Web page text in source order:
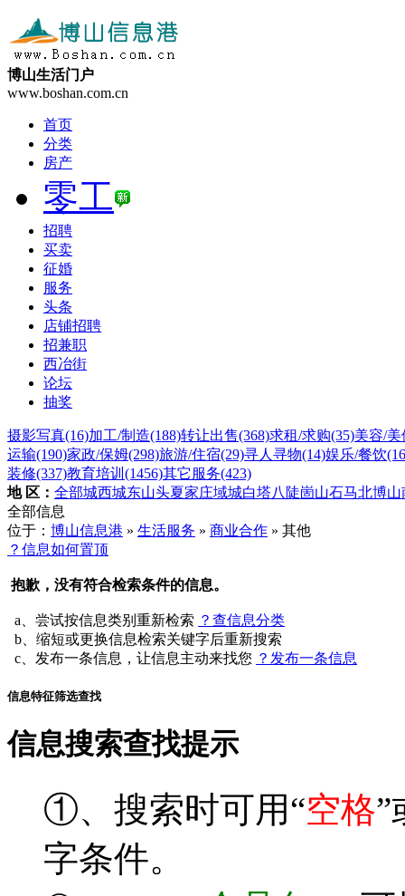
博山生活门户
www.boshan.com.cn
首页
分类
房产
零工
招聘
买卖
征婚
服务
头条
店铺招聘
招兼职
西冶街
论坛
抽奖
摄影写真(16)加工/制造(188)转让出售(368)求租/求购(35)美容/
运输(190)家政/保姆(298)旅游/住宿(29)寻人寻物(14)娱乐/餐饮
装修(337)教育培训 (1456)其它服务(423)
地 区： 全部城西城东山头夏家庄域城白塔八陡崮山石马北博山
全部信息
位于： 博山信息港 » 生活服务 » 商业合作 » 其他
？信息如何置顶
抱歉，没有符合检索条件的信息。
a、尝试按信息类别重新检索 ？查信息分类
b、缩短或更换信息检索关键字后重新搜索
c、发布一条信息，让信息主动来找您 ？发布一条信息
信息特征筛选查找
信息搜索查找提示
①、搜索时可用“空格”
字条件。